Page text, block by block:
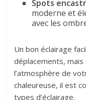
Spots
moderne et
avec les
Un bon éclairage
déplacements,
l’atmosphère de
chaleureuse, il est
types d’éclairage.